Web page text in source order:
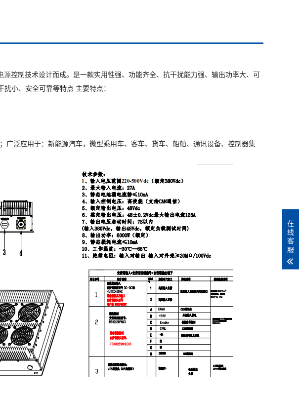
源控制技术设计而成。是一款实用性强、功能齐全、抗干扰能力强、输出功率大、可
小、安全可靠等特点 主要特点：
广泛应用于：新能源汽车，微型乘用车、客车、货车、船舶、通讯设备、控制器集
在
线
客
服